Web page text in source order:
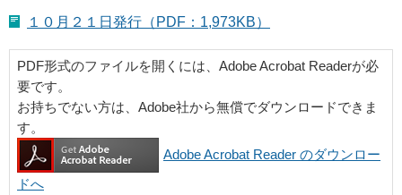
１０月２１日発行（PDF：1,973KB）
PDF形式のファイルを開くには、Adobe Acrobat Readerが必
要です。
お持ちでない方は、Adobe社から無償でダウンロードできま
す。
Adobe Acrobat Reader のダウンロー
ドへ